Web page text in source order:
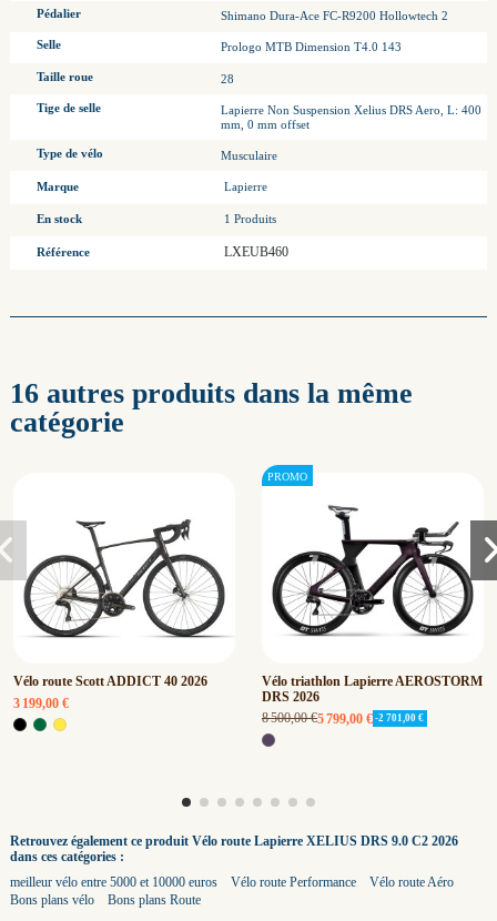
Pédalier Shimano Dura-Ace FC-R9200 Hollowtech 2
Selle Prologo MTB Dimension T4.0 143
Taille roue 28
Tige de selle
Lapierre Non Suspension Xelius DRS Aero, L: 400
mm, 0 mm offset
Type de vélo Musculaire
Marque Lapierre
En stock 1 Produits
Référence LXEUB460
16 autres produits dans la même
catégorie
Vélo route Scott ADDICT 40 2026
3 199,00 €
Vélo triathlon Lapierre AEROSTORM
DRS 2026
8 500,00 €5 799,00 € -2 701,00 €
Retrouvez également ce produit Vélo route Lapierre XELIUS DRS 9.0 C2 2026
dans ces catégories :
meilleur vélo entre 5000 et 10000 euros
Vélo route Performance
Vélo route Aéro
Bons plans vélo
Bons plans Route